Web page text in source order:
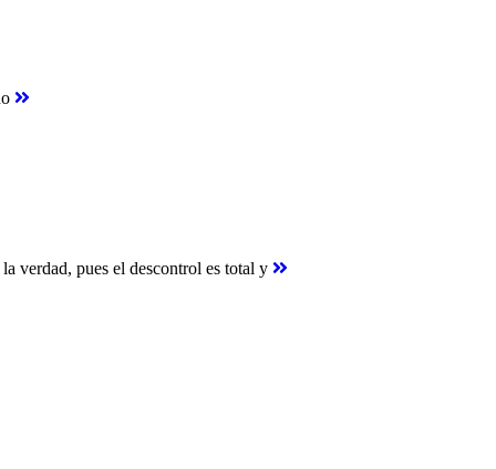
verdad, pues el descontrol es total y